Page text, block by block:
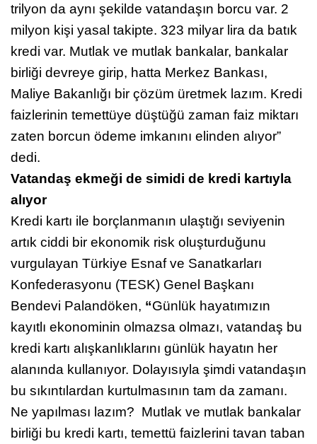
trilyon da aynı şekilde vatandaşın borcu var. 2
milyon kişi yasal takipte. 323 milyar lira da batık
kredi var. Mutlak ve mutlak bankalar, bankalar
birliği devreye girip, hatta Merkez Bankası,
Maliye Bakanlığı bir çözüm üretmek lazım. Kredi
faizlerinin temettüye düştüğü zaman faiz miktarı
zaten borcun ödeme imkanını elinden alıyor”
dedi.
Vatandaş ekmeği de simidi de kredi kartıyla
alıyor
Kredi kartı ile borçlanmanın ulaştığı seviyenin
artık ciddi bir ekonomik risk oluşturduğunu
vurgulayan Türkiye Esnaf ve Sanatkarları
Konfederasyonu (TESK) Genel Başkanı
Bendevi Palandöken, “Günlük hayatımızın
kayıtlı ekonominin olmazsa olmazı, vatandaş bu
kredi kartı alışkanlıklarını günlük hayatın her
alanında kullanıyor. Dolayısıyla şimdi vatandaşın
bu sıkıntılardan kurtulmasının tam da zamanı.
Ne yapılması lazım? Mutlak ve mutlak bankalar
birliği bu kredi kartı, temettü faizlerini tavan taban